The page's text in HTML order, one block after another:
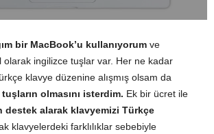
bir MacBook’u kullanıyorum ve
olarak ingilizce tuşlar var. Her ne kadar
klavye düzenine alışmış olsam da
olmasını isterdim. Ek bir ücret ile
destek alarak klavyemizi Türkçe
klavyelerdeki farklılıklar sebebiyle